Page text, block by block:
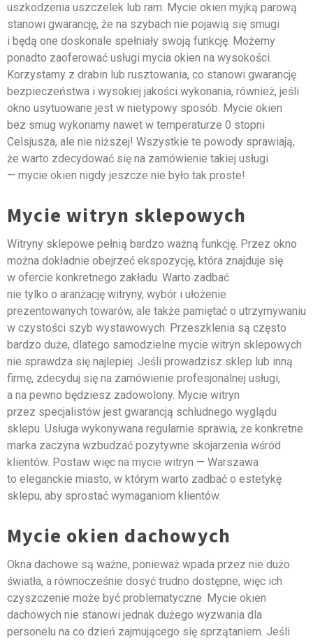
uszkodzenia uszczelek lub ram. Mycie okien myjką parową
stanowi gwarancję, że na szybach nie pojawią się smugi
i będą one doskonale spełniały swoją funkcję. Możemy
ponadto zaoferować usługi mycia okien na wysokości.
Korzystamy z drabin lub rusztowania, co stanowi gwarancję
bezpieczeństwa i wysokiej jakości wykonania, również, jeśli
okno usytuowane jest w nietypowy sposób. Mycie okien
bez smug wykonamy nawet w temperaturze 0 stopni
Celsjusza, ale nie niższej! Wszystkie te powody sprawiają,
że warto zdecydować się na zamówienie takiej usługi
— mycie okien nigdy jeszcze nie było tak proste!
Mycie witryn sklepowych
Witryny sklepowe pełnią bardzo ważną funkcję. Przez okno
można dokładnie obejrzeć ekspozycję, która znajduje się
w ofercie konkretnego zakładu. Warto zadbać
nie tylko o aranżację witryny, wybór i ułożenie
prezentowanych towarów, ale także pamiętać o utrzymywaniu
w czystości szyb wystawowych. Przeszklenia są często
bardzo duże, dlatego samodzielne mycie witryn sklepowych
nie sprawdza się najlepiej. Jeśli prowadzisz sklep lub inną
firmę, zdecyduj się na zamówienie profesjonalnej usługi,
a na pewno będziesz zadowolony. Mycie witryn
przez specjalistów jest gwarancją schludnego wyglądu
sklepu. Usługa wykonywana regularnie sprawia, że konkretne
marka zaczyna wzbudzać pozytywne skojarzenia wśród
klientów. Postaw więc na mycie witryn — Warszawa
to eleganckie miasto, w którym warto zadbać o estetykę
sklepu, aby sprostać wymaganiom klientów.
Mycie okien dachowych
Okna dachowe są ważne, ponieważ wpada przez nie dużo
światła, a równocześnie dosyć trudno dostępne, więc ich
czyszczenie może być problematyczne. Mycie okien
dachowych nie stanowi jednak dużego wyzwania dla
personelu na co dzień zajmującego się sprzątaniem. Jeśli